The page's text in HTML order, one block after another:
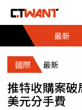
最新
國際 最新
推特收購案
美元分手費